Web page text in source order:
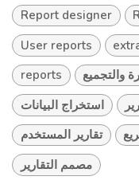
Report designer
User reports
reports
والتجميع
استخراج البيانات
تقارير المستخدم
مصمم التقارير